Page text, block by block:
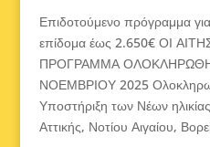
Επιδοτούμενο πρόγραμμα
επίδομα έως 2.650€ ΟΙ
ΠΡΟΓΡΑΜΜΑ
ΝΟΕΜΒΡΙΟΥ 2025
Υποστήριξη των Νέων
Αττικής, Νοτίου Αιγαίου,